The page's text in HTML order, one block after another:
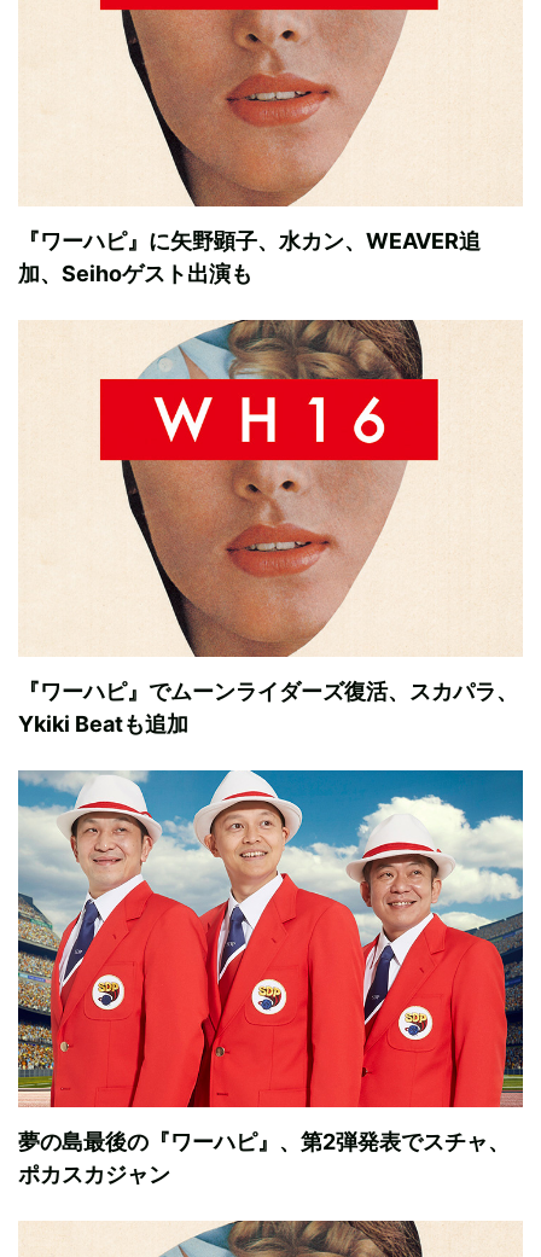
『ワーハピ』に矢野顕子、水カン、WEAVER追
加、Seihoゲスト出演も
『ワーハピ』でムーンライダーズ復活、スカパラ、
Ykiki Beatも追加
夢の島最後の『ワーハピ』、第2弾発表でスチャ、
ポカスカジャン